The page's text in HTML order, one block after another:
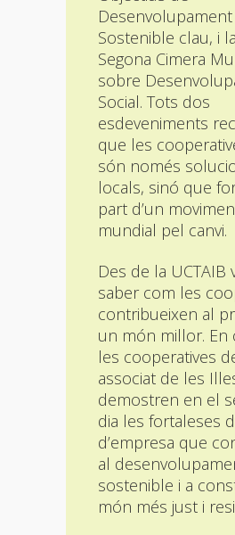
Desenvolupament
Sostenible clau, i
Segona Cimera
sobre
Social. Tots dos
esdeveniments
que les
són només
locals, sinó que
part d’un
mundial pel canvi.
Des de la UCTAIB
saber com les
contribueixen al
un món millor. En
les cooperatives
associat de les
demostren en el
dia les fortaleses
d’empresa que
al
sostenible i a
món més just i